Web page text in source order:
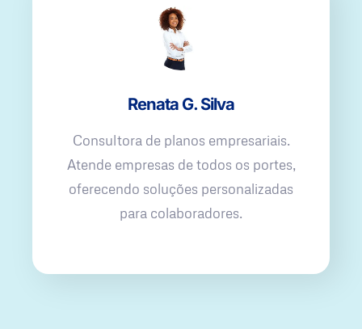
Renata G. Silva
Consultora de planos empresariais.
Atende empresas de todos os portes,
oferecendo soluções personalizadas
para colaboradores.